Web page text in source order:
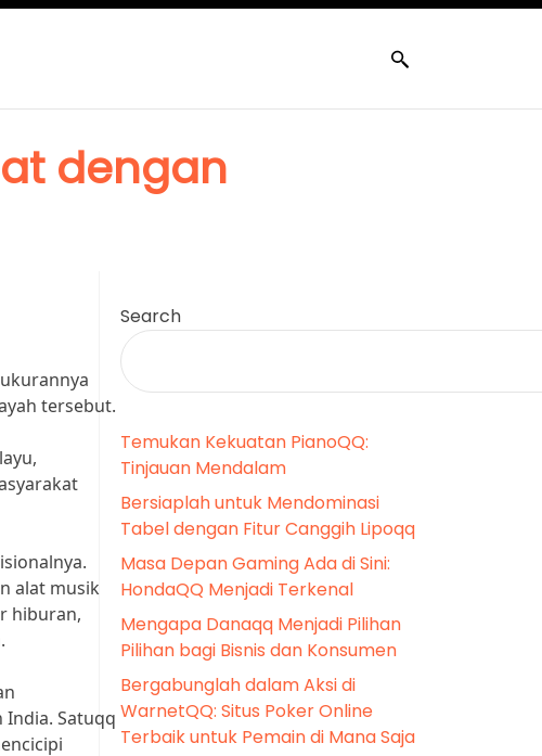
Menang untuk
dengan
tersebut.
alat musik
hiburan,
India. Satuqq
Search
Temukan Kekuatan PianoQQ:
Tinjauan Mendalam
Bersiaplah untuk Mendominasi
Tabel dengan Fitur Canggih Lipoqq
Masa Depan Gaming Ada di Sini:
HondaQQ Menjadi Terkenal
Mengapa Danaqq Menjadi Pilihan
Pilihan bagi Bisnis dan Konsumen
Bergabunglah dalam Aksi di
WarnetQQ: Situs Poker Online
Terbaik untuk Pemain di Mana Saja